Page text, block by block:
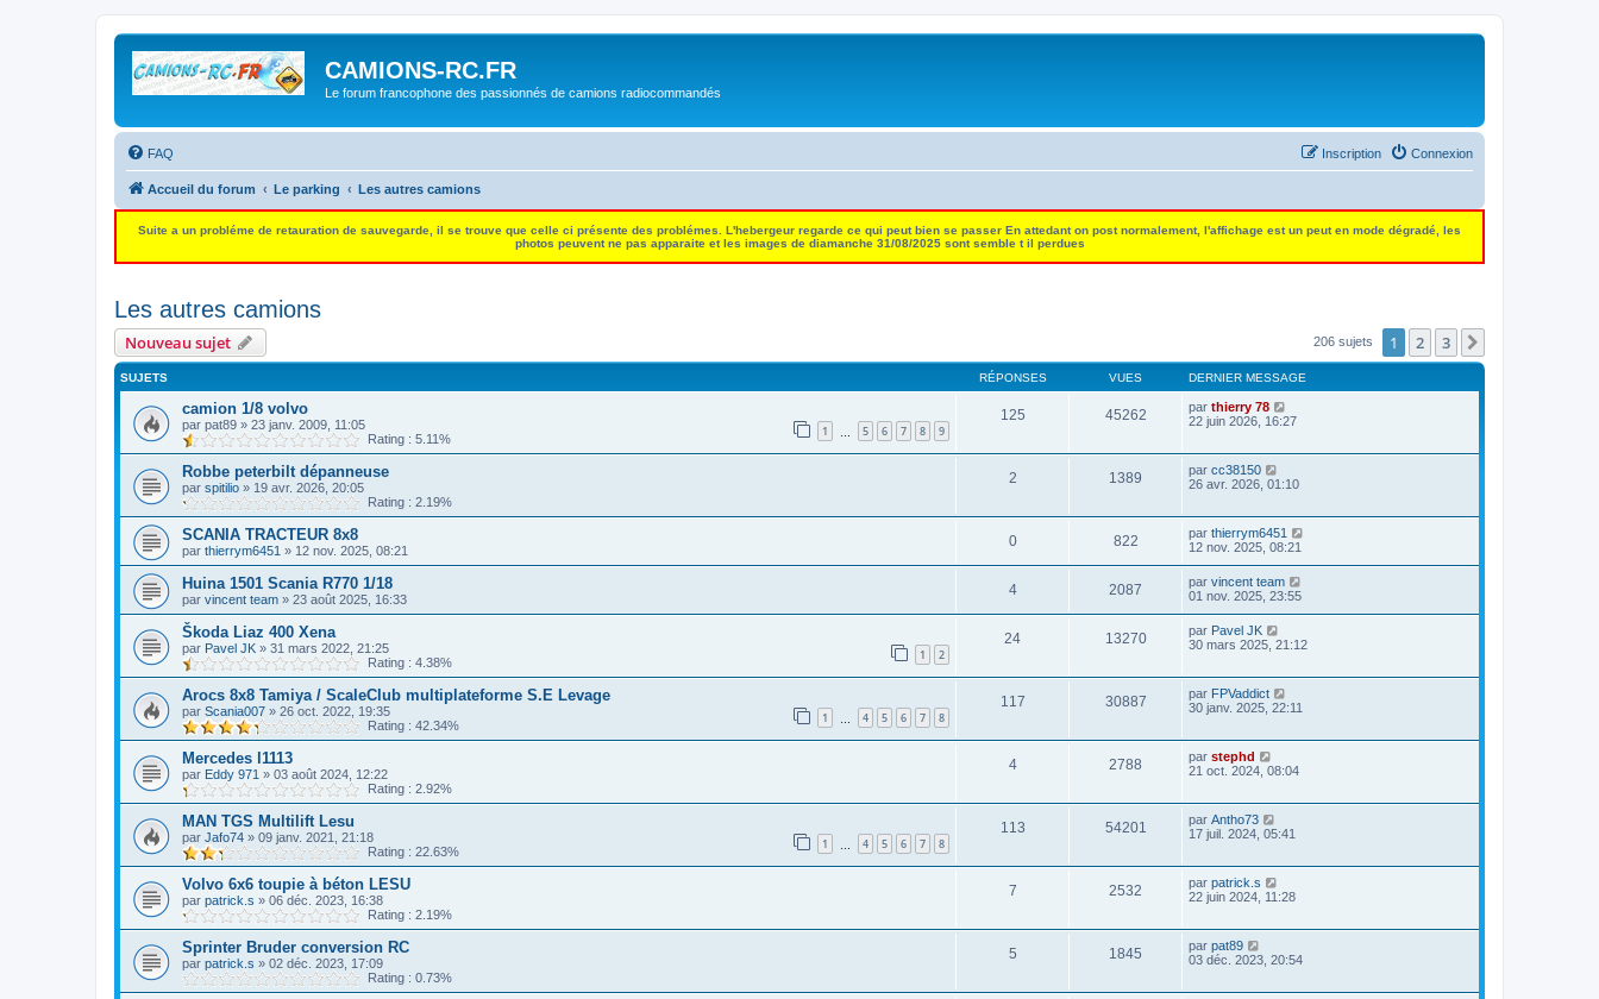
CAMIONS-RC.FR
Le forum francophone des passionnés de camions radiocommandés
FAQ Connexion
Inscription
Accueil du forum Le parking Les autres camions
Suite a un probléme de retauration de sauvegarde, il se trouve que celle ci présente des problémes. L'hebergeur regarde ce qui peut bien se passer En attedant on post normalement, l'affichage est un peut en mode dégradé, les
photos peuvent ne pas apparaite et les images de diamanche 31/08/2025 sont semble t il perdues
Les autres camions
Nouveau sujet 206 sujets 1 2 3
SUJETS RÉPONSES VUES DERNIER MESSAGE
camion 1/8 volvo
par pat89 » 23 janv. 2009, 11:05 1 5 6 7 8 9
Rating : 5.11%
125 45262 par thierry 78
22 juin 2026, 16:27
Robbe peterbilt dépanneuse
par spitilio » 19 avr. 2026, 20:05
Rating : 2.19%
2 1389 par cc38150
26 avr. 2026, 01:10
SCANIA TRACTEUR 8x8
par thierrym6451 » 12 nov. 2025, 08:21
0 822 par thierrym6451
12 nov. 2025, 08:21
Huina 1501 Scania R770 1/18
par vincent team » 23 août 2025, 16:33
4 2087 par vincent team
01 nov. 2025, 23:55
Škoda Liaz 400 Xena
par Pavel JK » 31 mars 2022, 21:25 1 2
Rating : 4.38%
24 13270 par Pavel JK
30 mars 2025, 21:12
Arocs 8x8 Tamiya / ScaleClub multiplateforme S.E Levage
par Scania007 » 26 oct. 2022, 19:35 1 4 5 6 7 8
Rating : 42.34%
117 30887 par FPVaddict
30 janv. 2025, 22:11
Mercedes l1113
par Eddy 971 » 03 août 2024, 12:22
Rating : 2.92%
4 2788 par stephd
21 oct. 2024, 08:04
MAN TGS Multilift Lesu
par Jafo74 » 09 janv. 2021, 21:18 1 4 5 6 7 8
Rating : 22.63%
113 54201 par Antho73
17 juil. 2024, 05:41
Volvo 6x6 toupie à béton LESU
par patrick.s » 06 déc. 2023, 16:38
Rating : 2.19%
7 2532 par patrick.s
22 juin 2024, 11:28
Sprinter Bruder conversion RC
par patrick.s » 02 déc. 2023, 17:09
Rating : 0.73%
5 1845 par pat89
03 déc. 2023, 20:54